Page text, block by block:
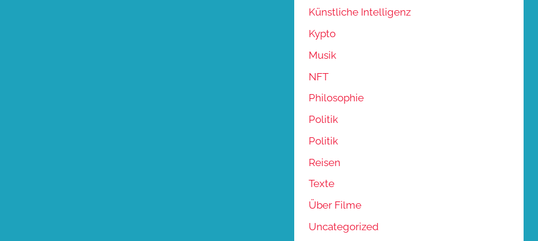
Künstliche Intelligenz
Kypto
Musik
NFT
Philosophie
Politik
Politik
Reisen
Texte
Über Filme
Uncategorized